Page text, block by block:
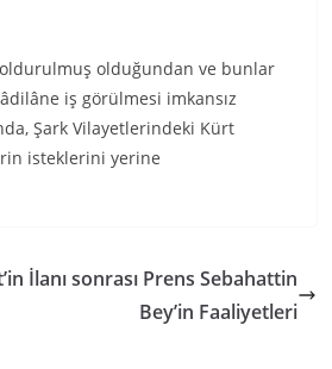
olduğundan ve bunlar
iş görülmesi imkansız
Şark Vilayetlerindeki Kürt
isteklerini yerine
İlanı sonrası Prens Sebahattin
Bey’in Faaliyetleri